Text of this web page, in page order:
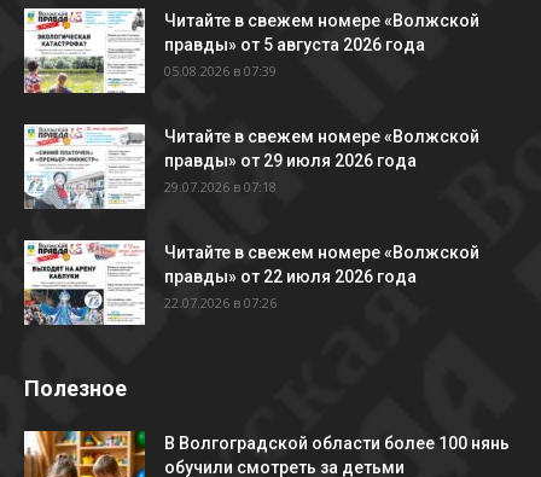
Читайте в свежем номере «Волжской
правды» от 5 августа 2026 года
05.08.2026 в 07:39
Читайте в свежем номере «Волжской
правды» от 29 июля 2026 года
29.07.2026 в 07:18
Читайте в свежем номере «Волжской
правды» от 22 июля 2026 года
22.07.2026 в 07:26
Полезное
В Волгоградской области более 100 нянь
обучили смотреть за детьми